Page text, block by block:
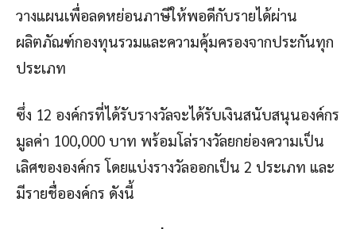
วางแผนเพื่อลดหย่อนภาษีให้พอดีกับรายได้ผ่าน
ผลิตภัณฑ์กองทุนรวมและความคุ้มครองจากประกันทุก
ประเภท
ซึ่ง 12 องค์กรที่ได้รับรางวัลจะได้รับเงินสนับสนุนองค์กร
มูลค่า 100,000 บาท พร้อมโล่รางวัลยกย่องความเป็น
เลิศขององค์กร โดยแบ่งรางวัลออกเป็น 2 ประเภท และ
มีรายชื่อองค์กร ดังนี้